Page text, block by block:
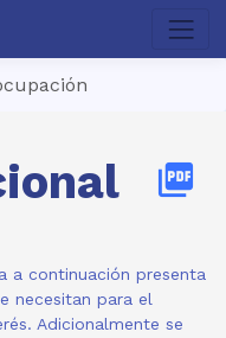
picture_as_pdf
a continuación presenta
necesitan para el
Adicionalmente se